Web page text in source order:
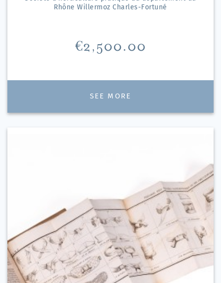
Rhône Willermoz Charles-Fortuné
Price
€2,500.00
SEE MORE